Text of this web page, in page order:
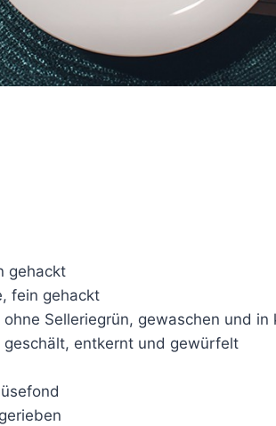
gehackt
fein gehackt
ohne Selleriegrün, gewaschen und
geschält, entkernt und gewürfelt